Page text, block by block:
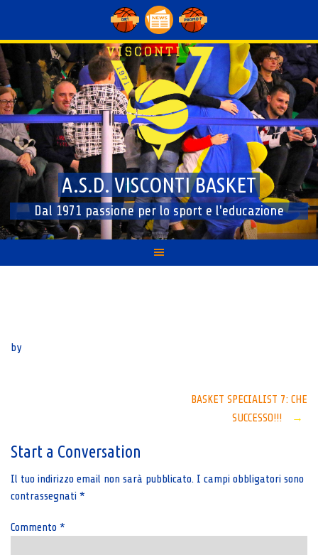
content
A.S.D. VISCONTI BASKET
Dal 1971 passione per lo sport e l'educazione
by
BASKET SPECIALIST 7: CHE
SUCCESSO!!!
→
Start a Conversation
Il tuo indirizzo email non sarà pubblicato. I campi obbligatori sono
contrassegnati *
Commento *